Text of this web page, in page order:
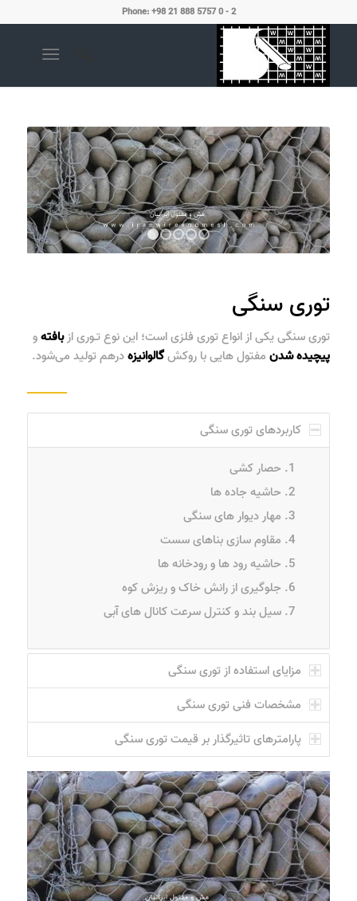
Phone: +98 21 888 5757 0 - 2
1 2 3 4 5
توری سنگی
توری سنگییکی از انواع توری فلزی است؛ این نوع تـوری‌ ازبافتهو
پیچیدهشدنمفتول هایی با روکشگالوانیزهدرهم تولید می‌شود.
کاربردهای توری سنگی
حصار کشی
حاشیه جاده ها
مهار دیوار های سنگی
مقاوم سازی بناهای سست
حاشیه رود ها و رودخانه ها
جلوگیری از رانش خاک و ریزش کوه
سیل بند و کنترل سرعت کانال های آبی
مزایای استفاده از توری سنگی
مشخصات فنی توری سنگی
پارامترهای تاثیرگذار بر قیمت توری سنگی